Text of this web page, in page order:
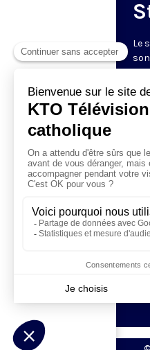
Le
les